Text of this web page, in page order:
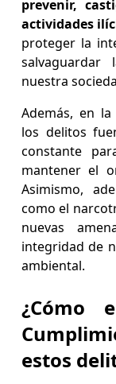
prevenir,
actividades
proteger la
nuestra
Además, en la
los delitos
constante
mantener el
Asimismo,
como el
nuevas
integridad de
ambiental.
¿Cómo
estos